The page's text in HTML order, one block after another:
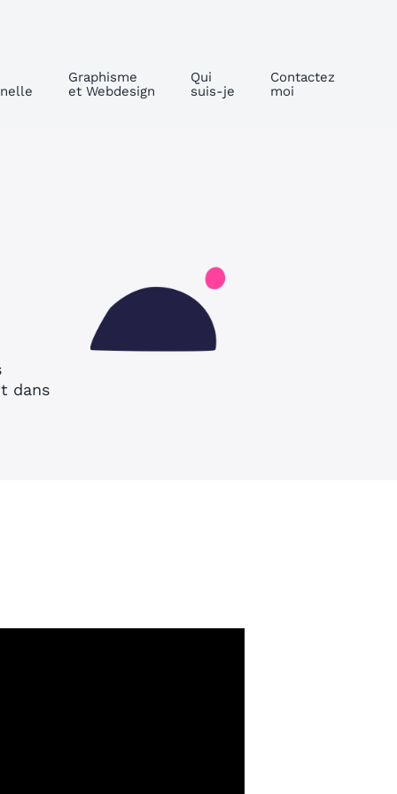
Graphisme
et Webdesign
Qui
suis-je
Contactez
moi
dans